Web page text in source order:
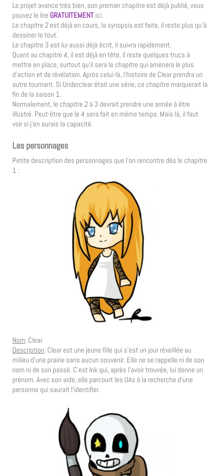
Le projet avance très bien, son premier chapitre est déjà publié, vous
pouvez le lire GRATUITEMENT ici.
Le chapitre 2 est déjà en cours, la synopsis est faite, il reste plus qu’à
dessiner le tout.
Le chapitre 3 est lui aussi déjà écrit, il suivra rapidement.
Quant au chapitre 4, il est déjà en tête, il reste quelques trucs à
mettre en place, surtout qu’il sera le chapitre qui amènera le plus
d’action et de révélation. Après celui-là, l’histoire de Clear prendra un
autre tournant. Si Underclear était une série, ce chapitre marquerait la
fin de la saison 1.
Normalement, le chapitre 2 à 3 devrait prendre une année à être
illustré. Peut-être que le 4 sera fait en même temps. Mais là, il faut
voir si j’en aurais la capacité.
Les personnages
Petite description des personnages que l’on rencontre dès le chapitre
1 :
Nom: Clear
Description: Clear est une jeune fille qui s’est un jour réveillée au
milieu d’une prairie sans aucun souvenir. Elle ne se rappelle ni de son
nom ni de son passé. C’est Ink qui, après l’avoir trouvée, lui donne un
prénom. Avec son aide, elle parcourt les UAs à la recherche d’une
personne qui saurait l’identifier.